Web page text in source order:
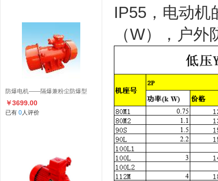
防爆电机——隔爆兼粉尘防爆型
￥3699.00
已有 0人评价
IP55 ，电动
（W），户外